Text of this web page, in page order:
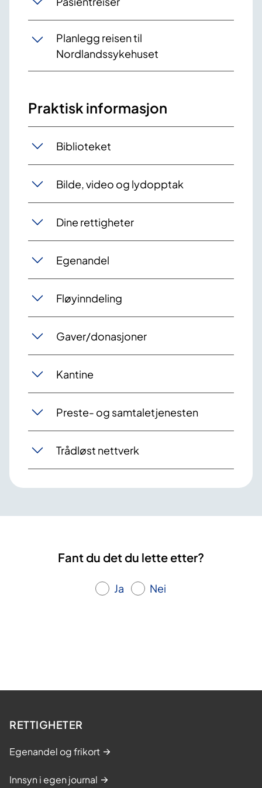
Planlegg reisen til
Nordlandssykehuset
Praktisk informasjon
Biblioteket
Bilde, video og lydopptak
Dine rettigheter
Egenandel
Fløyinndeling
Gaver/donasjoner
Kantine
Preste- og samtaletjenesten
Trådløst nettverk
Fant du det du lette etter?
Ja Nei
RETTIGHETER
Egenandel og frikort
Innsyn i egen journal